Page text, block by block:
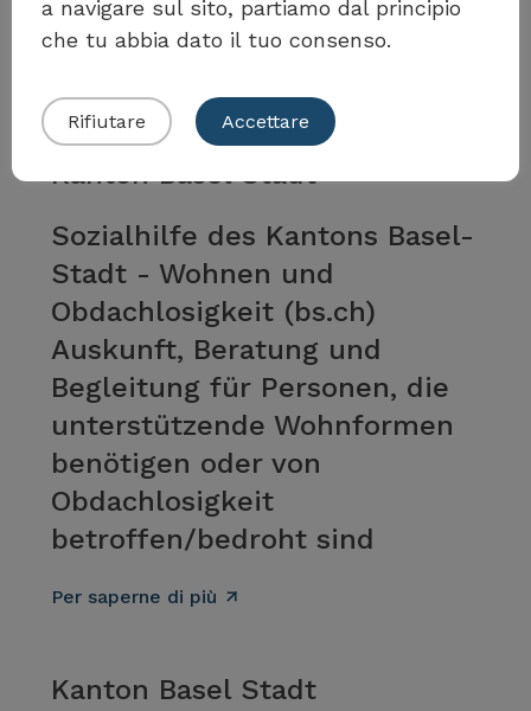
Wohnbegleitung anbietet
Kanton Basel Stadt
Sozialhilfe des Kantons Basel-
Stadt - Wohnen und
Obdachlosigkeit (bs.ch)
Auskunft, Beratung und
Begleitung für Personen, die
unterstützende Wohnformen
benötigen oder von
Obdachlosigkeit
betroffen/bedroht sind
Per saperne di più
Kanton Basel Stadt
a navigare sul sito, partiamo dal principio
che tu abbia dato il tuo consenso.
Rifiutare Accettare